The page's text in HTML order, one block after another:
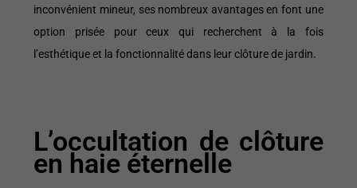
inconvénient mineur, ses nombreux avantages en font une
option prisée pour ceux qui recherchent à la fois
l’esthétique et la fonctionnalité dans leur clôture de jardin.
L’occultation de clôture
en haie éternelle